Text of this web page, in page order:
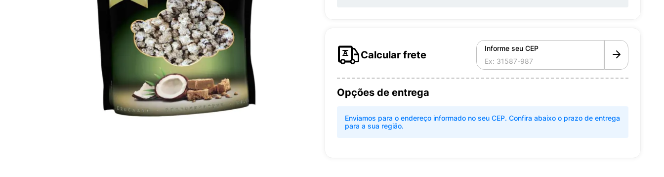
Calcular frete
Informe seu CEP
Opções de entrega
Enviamos para o endereço informado no seu CEP. Confira abaixo o prazo de entrega
para a sua região.